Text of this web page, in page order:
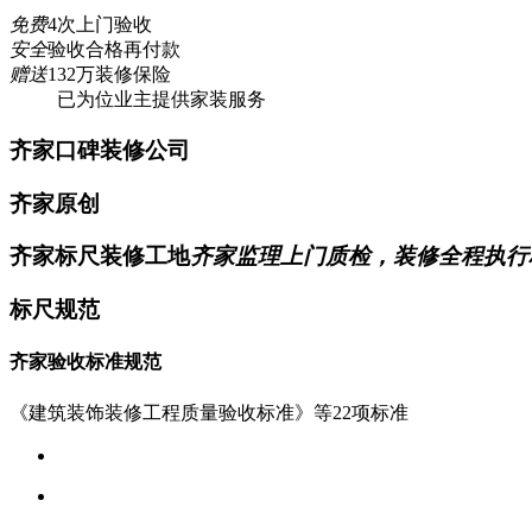
免费4次上门验收
安全验收合格再付款
赠送132万装修保险
已为位业主提供家装服务
齐家口碑装修公司
齐家原创
齐家标尺装修工地齐家监理上门质检，装修全程执
标尺规范
齐家验收标准规范
《建筑装饰装修工程质量验收标准》等22项标准